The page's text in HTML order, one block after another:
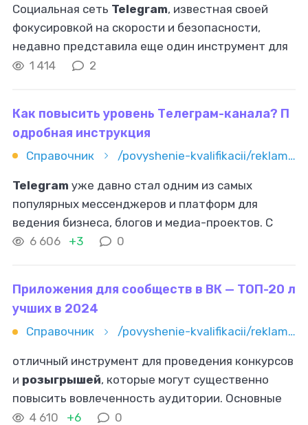
Социальная сеть Telegram, известная своей
фокусировкой на скорости и безопасности,
недавно представила еще один инструмент для
повышения вовлеченности аудитории —
1 414 2
Как повысить уровень Телеграм-канала? П
одробная инструкция
Справочник /povyshenie-kvalifikacii/reklama-i-marketing/smm/kak-povysit-uroven-telegram-kanala-podrobnaya-instrukciya
Telegram уже давно стал одним из самых
популярных мессенджеров и платформ для
ведения бизнеса, блогов и медиа-проектов. С
каждым годом количество каналов
6 606 +3 0
Приложения для сообществ в ВК — ТОП-20 л
учших в 2024
Справочник /povyshenie-kvalifikacii/reklama-i-marketing/smm/prilojeniya-dlya-soobshchestv-v-vk-top-20-luchshih-v-2024
отличный инструмент для проведения конкурсов
и розыгрышей, которые могут существенно
повысить вовлеченность аудитории. Основные
функции: Создание
4 610 +6 0